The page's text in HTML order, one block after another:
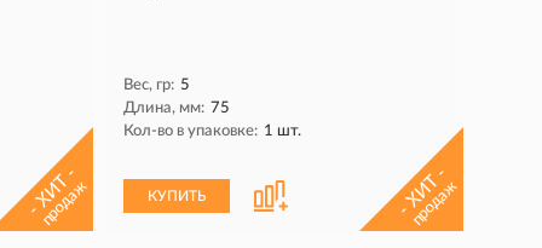
- ХИТ -
продаж
Вес, гр: 5
Длина, мм: 75
Кол-во в упаковке: 1 шт.
КУПИТЬ - ХИТ -
продаж